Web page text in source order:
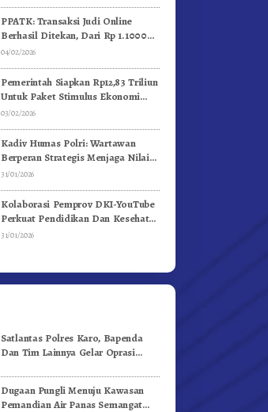
PPATK: Transaksi Judi Online
Berhasil Ditekan, Dari Rp 1.1000
Triliun Menjadi Rp 268 Triliun
04/02/2026
Pemerintah Siapkan Rp12,83 Triliun
Untuk Paket Stimulus Ekonomi
Kuartal I-2026
03/02/2026
Kadiv Humas Polri: Wartawan
Berperan Strategis Menjaga Nilai
Kebangsaan, Demokrasi, dan NKRI
31/01/2026
Kolaborasi Pemprov DKI-YouTube
Perkuat Pendidikan Dan Kesehatan
Mental
31/01/2026
Satlantas Polres Karo, Bapenda
Dan Tim Lainnya Gelar Oprasi
Dugaan Pungli Menuju Kawasan
Pemandian Air Panas Semangat